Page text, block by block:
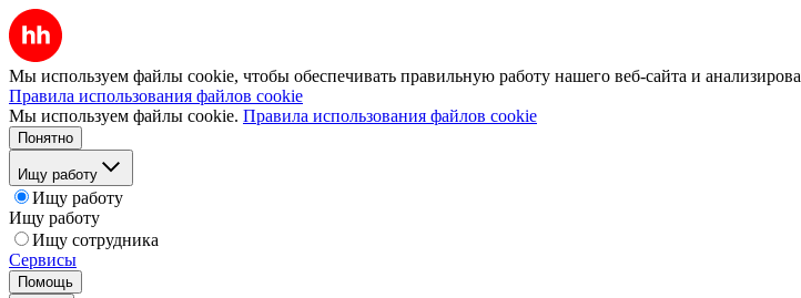
Мы используем файлы cookie, чтобы обеспечивать правильную работу нашего веб-сайта и
Правила использования файлов cookie
Мы используем файлы cookie. Правила использования файлов cookie
Понятно
Ищу работу
Ищу работу
Ищу работу
Ищу сотрудника
Сервисы
Помощь